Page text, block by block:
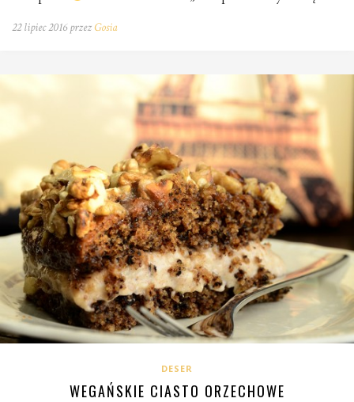
22 lipiec 2016 przezGosia
DESER
WEGAŃSKIE CIASTO ORZECHOWE